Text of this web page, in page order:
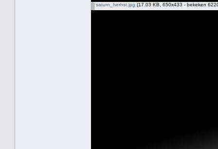
saturn_herhst.jpg (17.03 KB, 650x433 - bekeken